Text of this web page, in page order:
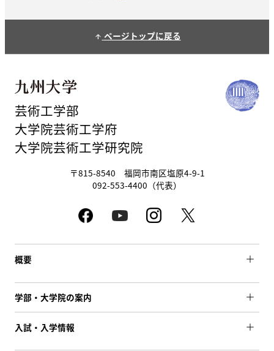
arrow_upward ページトップに戻る
芸術工学部
大学院芸術工学府
大学院芸術工学研究院
〒815-8540 福岡市南区塩原4-9-1
092-553-4400（代表）
概要
学部・大学院の案内
入試・入学情報